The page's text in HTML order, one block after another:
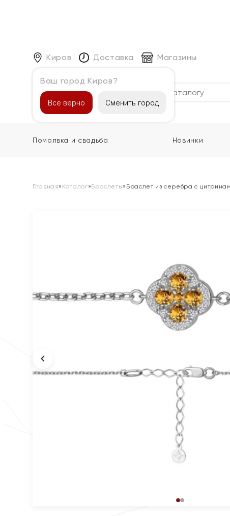
Киров
Ваш город Киров?
Все верно Сменить город
Доставка Магазины
Каталог
Помолвка и свадьба Новинки
Главная» Каталог»Браслеты» Браслет из серебра с